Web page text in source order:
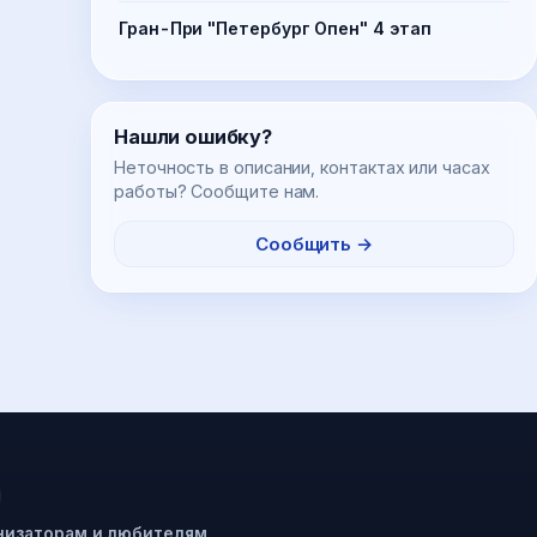
Гран-При "Петербург Опен" 4 этап
Нашли ошибку?
Неточность в описании, контактах или часах
работы? Сообщите нам.
Сообщить →
и любителям